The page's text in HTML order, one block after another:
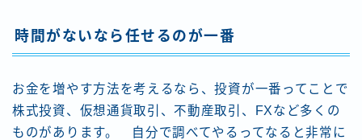
時間がないなら任せるのが一番
お金を増やす方法を考えるなら、投資が一番ってことで
株式投資、仮想通貨取引、不動産取引、FXなど多くの
ものがあります。 自分で調べてやるってなると非常に